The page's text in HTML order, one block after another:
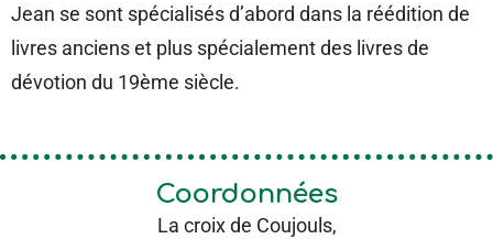
Jean se sont spécialisés d’abord dans la réédition de
livres anciens et plus spécialement des livres de
dévotion du 19ème siècle.
Coordonnées
La croix de Coujouls,